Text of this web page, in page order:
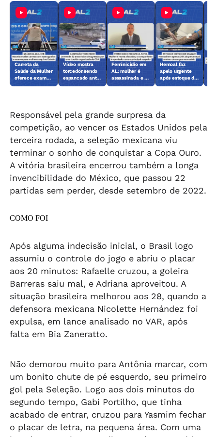
Carreta da
Saúde da Mulher
oferece exames
Vídeo mostra
torcedor sendo
espancado antes
Feminicídio em
AL: mulher é
assassinada e ex
Hemoal faz
apelo urgente
após estoque de
Responsável pela grande surpresa da
competição, ao vencer os Estados Unidos pela
terceira rodada, a seleção mexicana viu
terminar o sonho de conquistar a Copa Ouro.
A vitória brasileira encerrou também a longa
invencibilidade do México, que passou 22
partidas sem perder, desde setembro de 2022.
COMO FOI
Após alguma indecisão inicial, o Brasil logo
assumiu o controle do jogo e abriu o placar
aos 20 minutos: Rafaelle cruzou, a goleira
Barreras saiu mal, e Adriana aproveitou. A
situação brasileira melhorou aos 28, quando a
defensora mexicana Nicolette Hernández foi
expulsa, em lance analisado no VAR, após
falta em Bia Zaneratto.
Não demorou muito para Antônia marcar, com
um bonito chute de pé esquerdo, seu primeiro
gol pela Seleção. Logo aos dois minutos do
segundo tempo, Gabi Portilho, que tinha
acabado de entrar, cruzou para Yasmim fechar
o placar de letra, na pequena área. Com uma